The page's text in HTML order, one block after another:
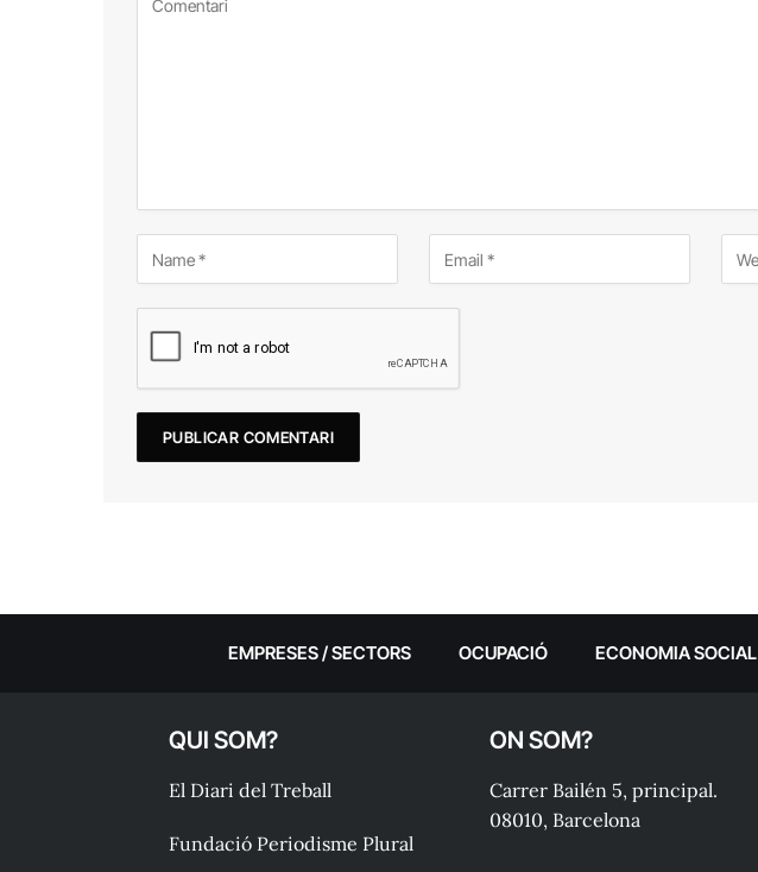
EMPRESES / SECTORS OCUPACIÓ ECONOMIA SOCIAL
QUI SOM?
El Diari del Treball
Fundació Periodisme Plural
ON SOM?
Carrer Bailén 5, principal.
08010, Barcelona